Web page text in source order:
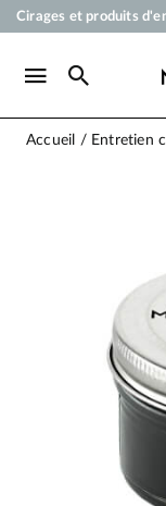
Cirages et produits
Paiement
Accueil Entretien